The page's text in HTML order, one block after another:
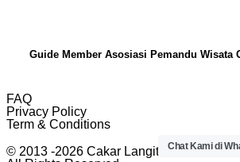
Guide Member Asosiasi Pemandu Wisata
FAQ
Privacy Policy
Term & Conditions
© 2013 -2026 Cakar Langit Indonesia
Chat Kami di